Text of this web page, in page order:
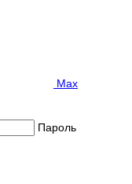
Max
Пароль